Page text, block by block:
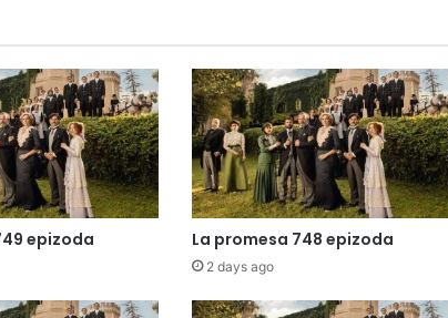
epizoda La promesa 748 epizoda
2 days ago